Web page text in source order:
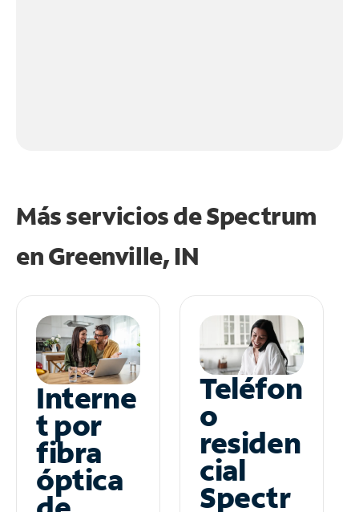
Más servicios de Spectrum
enGreenville, IN
Interne
t por
fibra
óptica
Teléfon
o
residen
cial
Spectr